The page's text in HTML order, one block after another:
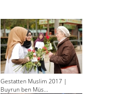
Gestatten Muslim 2017 |
Buyrun ben Müs...